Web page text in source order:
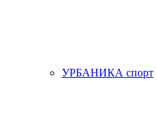
УРБАНИКА спорт